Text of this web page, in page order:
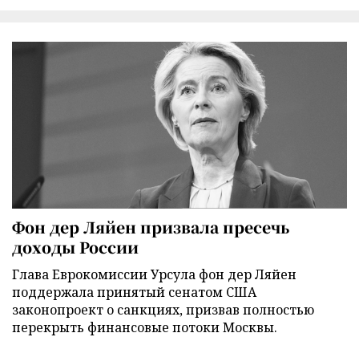
Фон дер Ляйен призвала пресечь
доходы России
Глава Еврокомиссии Урсула фон дер Ляйен
поддержала принятый сенатом США
законопроект о санкциях, призвав полностью
перекрыть финансовые потоки Москвы.